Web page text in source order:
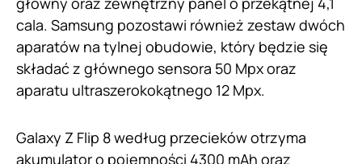
cala. Samsung pozostawi również zestaw dwóch
aparatów na tylnej obudowie, który będzie się
składać z głównego sensora 50 Mpx oraz
aparatu ultraszerokokątnego 12 Mpx.
Galaxy Z Flip 8 według przecieków otrzyma
akumulator o pojemności 4300 mAh oraz